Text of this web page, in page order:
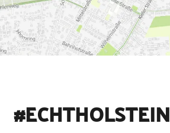
#ECHTHOLSTEIN